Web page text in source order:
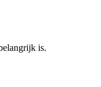
is.